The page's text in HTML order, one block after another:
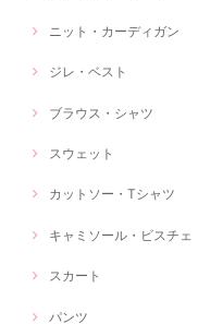
ニット・カーディガン
ジレ・ベスト
ブラウス・シャツ
スウェット
カットソー・Tシャツ
キャミソール・ビスチェ
スカート
パンツ